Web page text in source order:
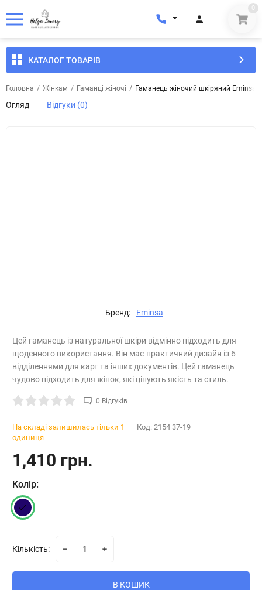
0
КАТАЛОГ ТОВАРІВ
Головна / Жінкам / Гаманці жіночі / Гаманець жіночий шкіряний Eminsa
Огляд Відгуки (0)
Бренд: Eminsa
Цей гаманець із натуральної шкіри відмінно підходить для
щоденного використання. Він має практичний дизайн із 6
відділеннями для карт та інших документів. Цей гаманець
чудово підходить для жінок, які цінують якість та стиль.
0 Відгуків
На складі залишилась тільки 1
одиниця
Код: 2154 37-19
1,410 грн.
Колір:
Кількість:
В КОШИК